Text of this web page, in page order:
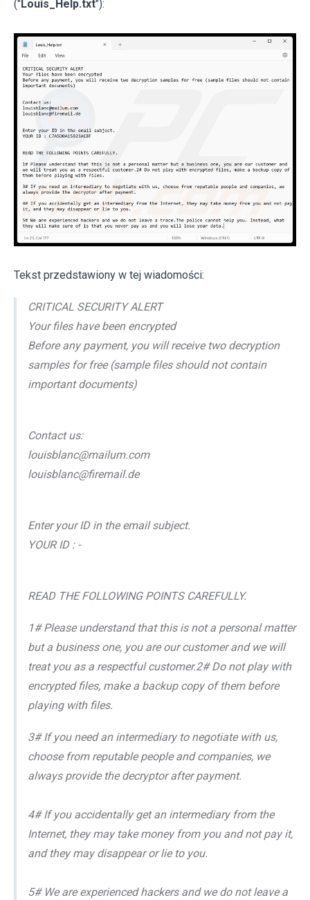
(" Louis_Help.txt"):
Tekst przedstawiony w tej wiadomości:
CRITICAL SECURITY ALERT
Your files have been encrypted
Before any payment, you will receive two decryption
samples for free (sample files should not contain
important documents)
Contact us:
louisblanc@mailum.com
louisblanc@firemail.de
Enter your ID in the email subject.
YOUR ID : -
READ THE FOLLOWING POINTS CAREFULLY.
1# Please understand that this is not a personal matter
but a business one, you are our customer and we will
treat you as a respectful customer.2# Do not play with
encrypted files, make a backup copy of them before
playing with files.
3# If you need an intermediary to negotiate with us,
choose from reputable people and companies, we
always provide the decryptor after payment.
4# If you accidentally get an intermediary from the
Internet, they may take money from you and not pay it,
and they may disappear or lie to you.
5# We are experienced hackers and we do not leave a